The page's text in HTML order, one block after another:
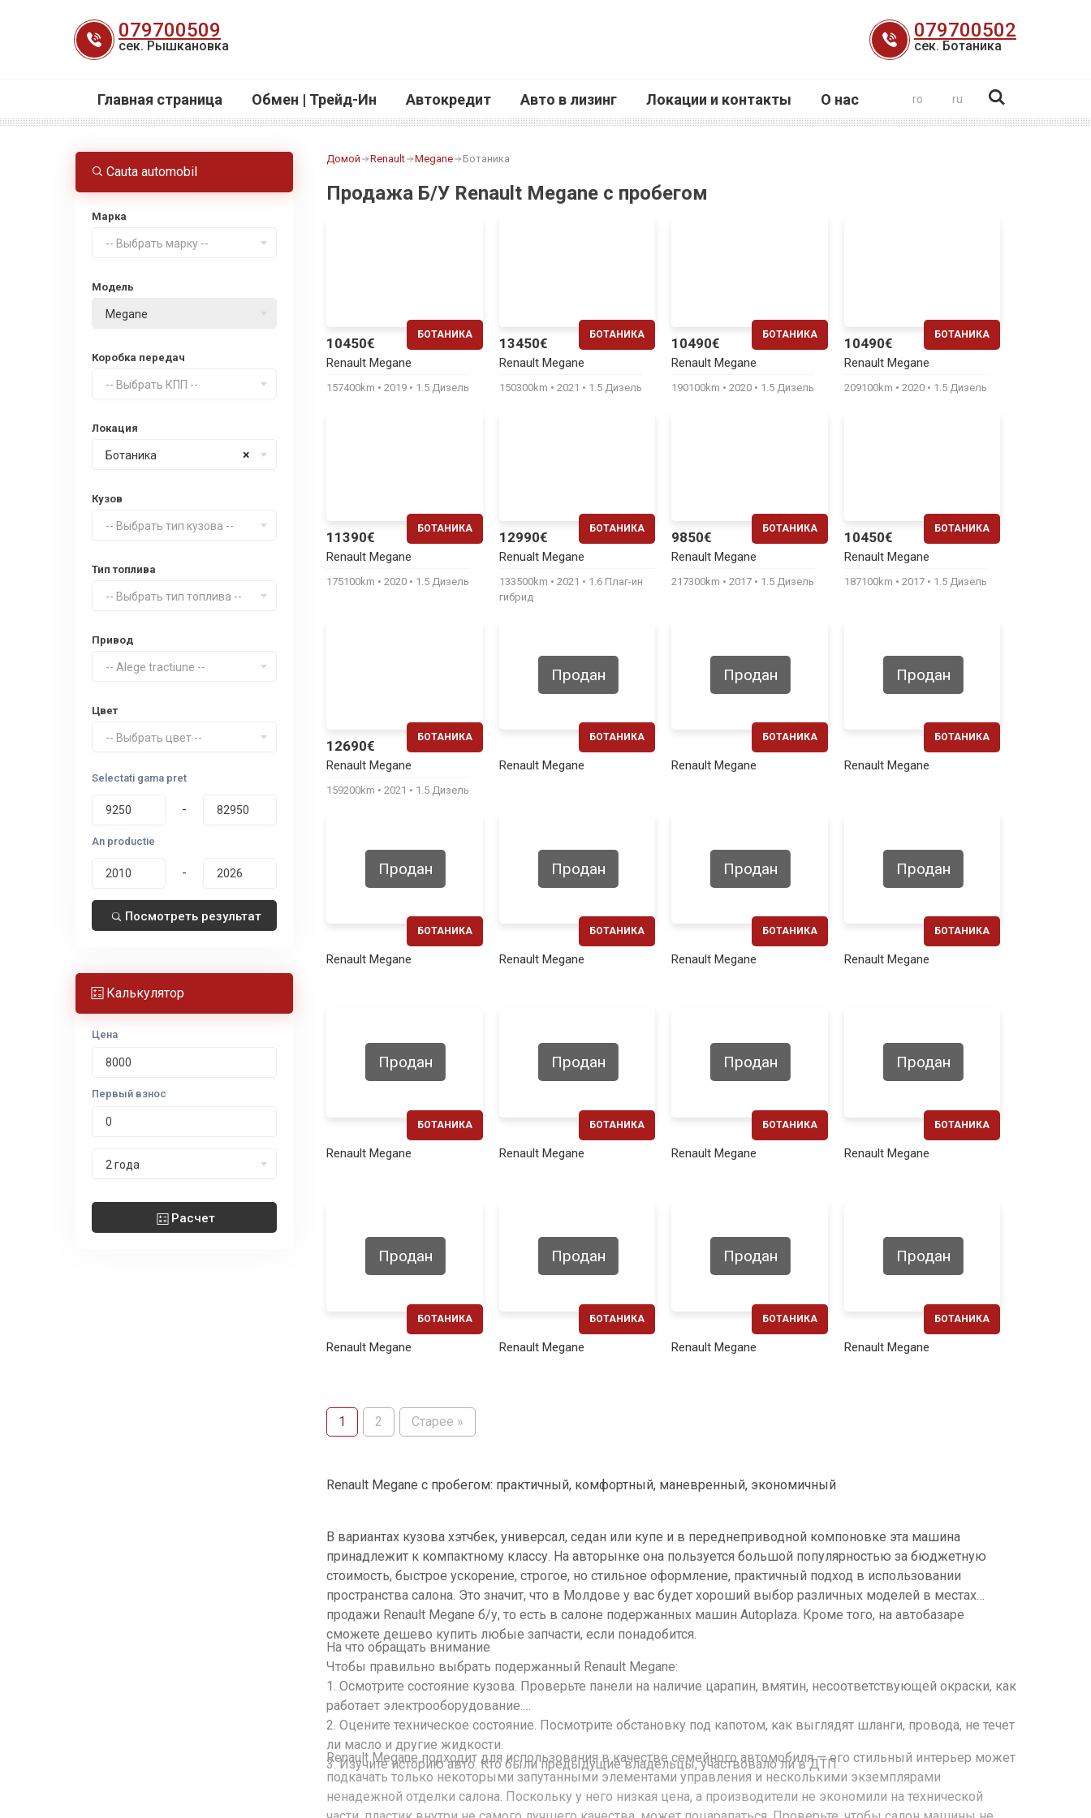
содержанию
079700509
сек. Рышкановка
079700502
сек. Ботаника
Главная страница Обмен | Трейд-Ин Автокредит Авто в лизинг Локации и контакты О нас ro ru
Cauta automobil
Марка
-- Выбрать марку --
Модель
Megane
Коробка передач
-- Выбрать КПП --
Локация
×
Ботаника
Кузов
-- Выбрать тип кузова --
Тип топлива
-- Выбрать тип топлива --
Привод
-- Alege tractiune --
Цвет
-- Выбрать цвет --
Selectati gama pret
-
An productie
-
Посмотреть результат
Калькулятор
Цена
Первый взнос
2 года
Расчет
Домой Renault Megane Ботаника
Продажа Б/У Renault Megane с пробегом
БОТАНИКА
10450€
Renault Megane
157400km 2019 1.5 Дизель
БОТАНИКА
13450€
Renault Megane
150300km 2021 1.5 Дизель
БОТАНИКА
10490€
Renault Megane
190100km 2020 1.5 Дизель
БОТАНИКА
10490€
Renault Megane
209100km 2020 1.5 Дизель
БОТАНИКА
11390€
Renault Megane
175100km 2020 1.5 Дизель
БОТАНИКА
12990€
Renualt Megane
133500km 2021
1.6 Плаг-ин
гибрид
БОТАНИКА
9850€
Renault Megane
217300km 2017 1.5 Дизель
БОТАНИКА
10450€
Renault Megane
187100km 2017 1.5 Дизель
БОТАНИКА
12690€
Renault Megane
159200km 2021 1.5 Дизель
БОТАНИКА
Продан
Renault Megane
БОТАНИКА
Продан
Renault Megane
БОТАНИКА
Продан
Renault Megane
БОТАНИКА
Продан
Renault Megane
БОТАНИКА
Продан
Renault Megane
БОТАНИКА
Продан
Renault Megane
БОТАНИКА
Продан
Renault Megane
БОТАНИКА
Продан
Renault Megane
БОТАНИКА
Продан
Renault Megane
БОТАНИКА
Продан
Renault Megane
БОТАНИКА
Продан
Renault Megane
БОТАНИКА
Продан
Renault Megane
БОТАНИКА
Продан
Renault Megane
БОТАНИКА
Продан
Renault Megane
БОТАНИКА
Продан
Renault Megane
1 2 Старее »
Renault Megane с пробегом: практичный, комфортный, маневренный, экономичный
В вариантах кузова хэтчбек, универсал, седан или купе и в переднеприводной компоновке эта машина
принадлежит к компактному классу. На авторынке она пользуется большой популярностью за бюджетную
стоимость, быстрое ускорение, строгое, но стильное оформление, практичный подход в использовании
пространства салона. Это значит, что в Молдове у вас будет хороший выбор различных моделей в местах
продажи Renault Megane б/у, то есть в салоне подержанных машин Autoplaza. Кроме того, на автобазаре
сможете дешево купить любые запчасти, если понадобится.
На что обращать внимание
Чтобы правильно выбрать подержанный Renault Megane:
1. Осмотрите состояние кузова. Проверьте панели на наличие царапин, вмятин, несоответствующей окраски, как
работает электрооборудование.
2. Оцените техническое состояние. Посмотрите обстановку под капотом, как выглядят шланги, провода, не течет
ли масло и другие жидкости.
3. Изучите историю авто. Кто были предыдущие владельцы, участвовало ли в ДТП.
Renault Megane подходит для использования в качестве семейного автомобиля — его стильный интерьер может
подкачать только некоторыми запутанными элементами управления и несколькими экземплярами
ненадежной отделки салона. Поскольку у него низкая цена, а производители не экономили на технической